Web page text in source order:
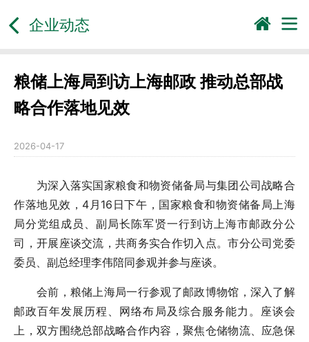
企业动态
粮储上海局到访上海邮政 推动总部战
略合作落地见效
2026-04-17
为深入落实国家粮食和物资储备局与集团公司战略合
作落地见效，4月16日下午，国家粮食和物资储备局上海
局分党组成员、副局长陈军贤一行到访上海市邮政分公
司，开展座谈交流，共商务实合作切入点。市分公司党委
委员、副总经理李伟陪同参观并参与座谈。
会前，粮储上海局一行参观了邮政博物馆，深入了解
邮政百年发展历程、网络布局及综合服务能力。座谈会
上，双方围绕总部战略合作内容，聚焦仓储物流、应急保